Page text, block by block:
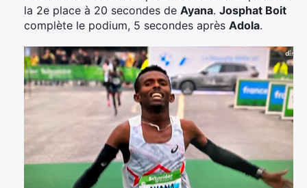
la 2e place à 20 secondes de Ayana. Josphat Boit
complète le podium, 5 secondes après Adola.